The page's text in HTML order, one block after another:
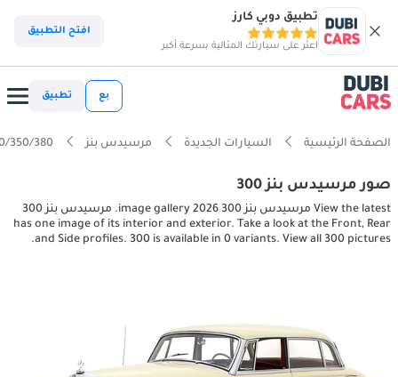
تطبيق دوبي كارز
اعثر على سيارتك المثالية بسرعة أكبر
افتح التطبيق
بع تطبيق
الصفحة الرئيسية السيارات الجديدة مرسيدس بنز 350/380
صور مرسيدس بنز 300
View the latest مرسيدس بنز 300 2026 image gallery. مرسيدس بنز 300
has one image of its interior and exterior. Take a look at the Front, Rear
and Side profiles. 300 is available in 0 variants. View all 300 pictures.